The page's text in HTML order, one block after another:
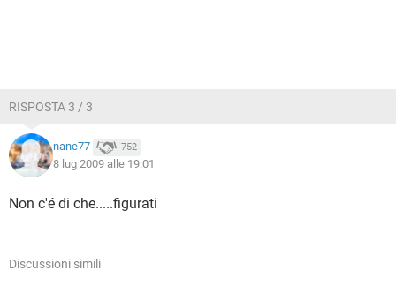
RISPOSTA 3 / 3
nane77 752
8 lug 2009 alle 19:01
Non c'é di che.....figurati
Discussioni simili